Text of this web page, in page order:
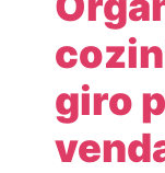
giro